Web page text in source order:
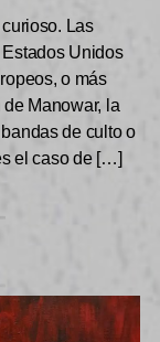
Las
Unidos
o más
Manowar, la
de culto o
el caso de […]